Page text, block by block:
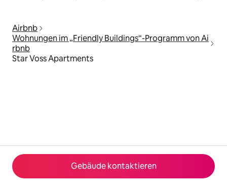
Gebäude kontaktieren
Airbnb
Wohnungen im „Friendly Buildings“-Programm von Ai
rbnb
Star Voss Apartments